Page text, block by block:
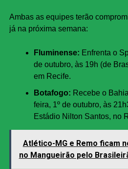
Ambas as equipes terão
já na próxima semana:
Fluminense: Enfrenta o
de outubro, às 19h (de
em Recife.
Botafogo: Recebe o
feira, 1º de outubro, às
Estádio Nilton Santos, no
Atlético-MG e Remo ficam
no Mangueirão pelo